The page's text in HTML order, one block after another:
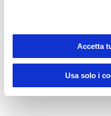
Accetta
Usa solo i
regolabile
Prezzo: